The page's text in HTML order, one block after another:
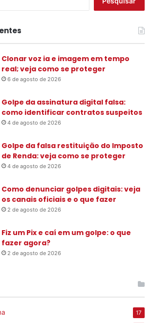
s
a
o
r
Clonar voz ia e imagem em tempo
real; veja como se proteger
6 de agosto de 2026
Golpe da assinatura digital falsa:
como identificar contratos suspeitos
4 de agosto de 2026
Golpe da falsa restituição do Imposto
de Renda: veja como se proteger
4 de agosto de 2026
Como denunciar golpes digitais: veja
os canais oficiais e o que fazer
2 de agosto de 2026
Fiz um Pix e caí em um golpe: o que
fazer agora?
2 de agosto de 2026
17